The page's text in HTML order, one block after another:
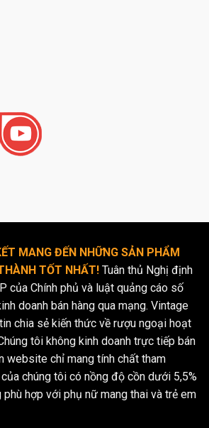
MANG ĐẾN NHỮNG SẢN PHẨM
TỐT NHẤT! Tuân thủ Nghị định
của Chính phủ và luật quảng cáo số
doanh bán hàng qua mạng. Vintage
chia sẻ kiến thức về rượu ngoại hoạt
tôi không kinh doanh trực tiếp bán
website chỉ mang tính chất tham
chúng tôi có nồng độ cồn dưới 5,5%
hợp với phụ nữ mang thai và trẻ em